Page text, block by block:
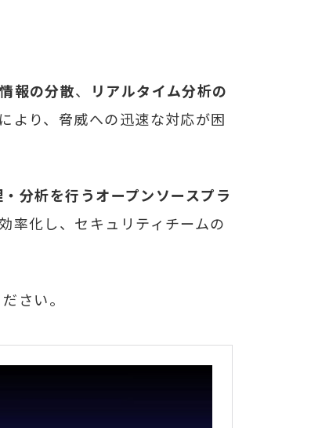
報の分散、
リアルタイム分析の
より、脅威への迅速な対応が困
分析を行うオープンソースプラ
率化し、セキュリティチームの
さい。